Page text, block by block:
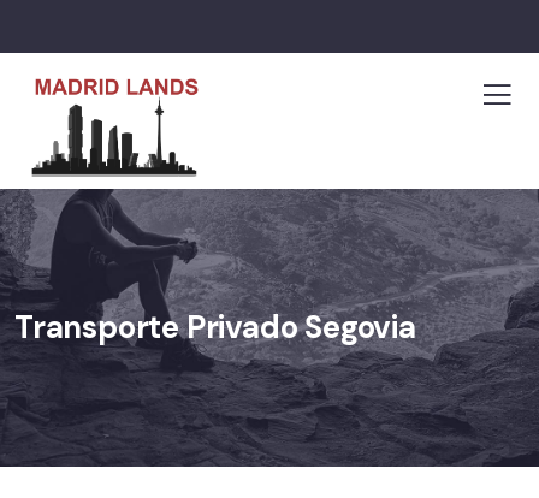
Transporte Privado Segovia